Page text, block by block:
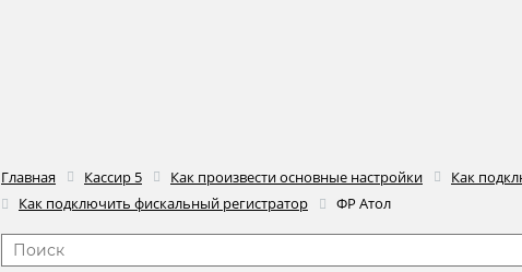
Главная Кассир 5 Как произвести основные настройки
Как
Как подключить фискальный регистратор
ФР Атол